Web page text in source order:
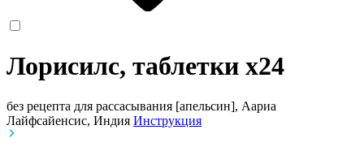
Лорисилс, таблетки x24
без рецепта для рассасывания [апельсин], Аариа
Лайфсайенсис, Индия Инструкция